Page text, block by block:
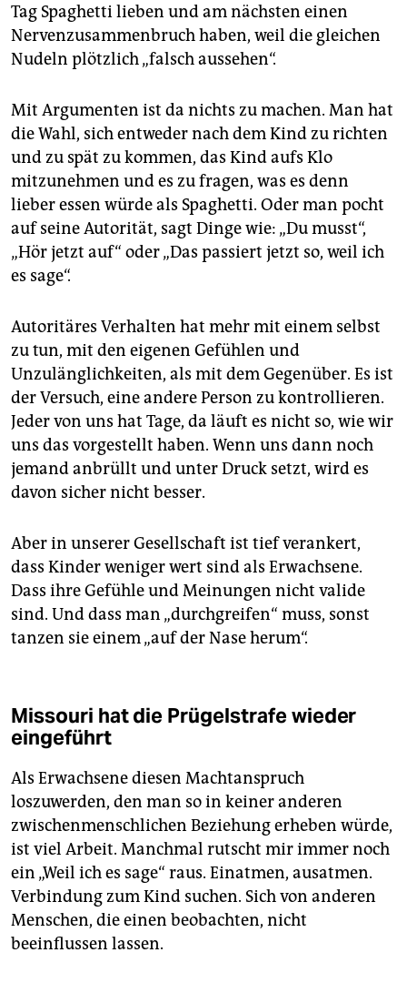
Tag Spaghetti lieben und am nächsten einen
Nervenzusammenbruch haben, weil die gleichen
Nudeln plötzlich „falsch aussehen“.
Mit Argumenten ist da nichts zu machen. Man hat
die Wahl, sich entweder nach dem Kind zu richten
und zu spät zu kommen, das Kind aufs Klo
mitzunehmen und es zu fragen, was es denn
lieber essen würde als Spaghetti. Oder man pocht
auf seine Autorität, sagt Dinge wie: „Du musst“,
„Hör jetzt auf“ oder „Das passiert jetzt so, weil ich
es sage“.
Autoritäres Verhalten hat mehr mit einem selbst
zu tun, mit den eigenen Gefühlen und
Unzulänglichkeiten, als mit dem Gegenüber. Es ist
der Versuch, eine andere Person zu kontrollieren.
Jeder von uns hat Tage, da läuft es nicht so, wie wir
uns das vorgestellt haben. Wenn uns dann noch
jemand anbrüllt und unter Druck setzt, wird es
davon sicher nicht besser.
Aber in unserer Gesellschaft ist tief verankert,
dass Kinder weniger wert sind als Erwachsene.
Dass ihre Gefühle und Meinungen nicht valide
sind. Und dass man „durchgreifen“ muss, sonst
tanzen sie einem „auf der Nase herum“.
Missouri hat die Prügelstrafe wieder
eingeführt
Als Erwachsene diesen Machtanspruch
loszuwerden, den man so in keiner anderen
zwischenmenschlichen Beziehung erheben würde,
ist viel Arbeit. Manchmal rutscht mir immer noch
ein „Weil ich es sage“ raus. Einatmen, ausatmen.
Verbindung zum Kind suchen. Sich von anderen
Menschen, die einen beobachten, nicht
beeinflussen lassen.